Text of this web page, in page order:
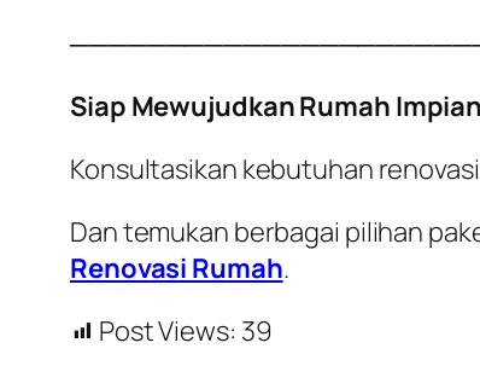
Siap Mewujudkan Rumah
Konsultasikan kebutuhan
Dan temukan berbagai pilihan
Renovasi Rumah.
Post Views: 39